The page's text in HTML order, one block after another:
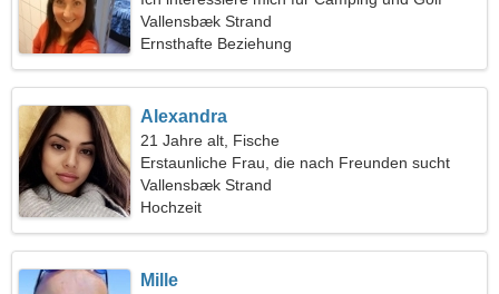
Vallensbæk Strand
Ernsthafte Beziehung
Alexandra
21 Jahre alt, Fische
Erstaunliche Frau, die nach Freunden sucht
Vallensbæk Strand
Hochzeit
Mille